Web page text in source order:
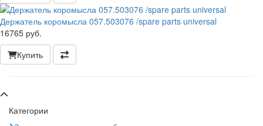
Держатель коромысла 057.503076 /spare parts universal
16765 руб.
Купить
Категории